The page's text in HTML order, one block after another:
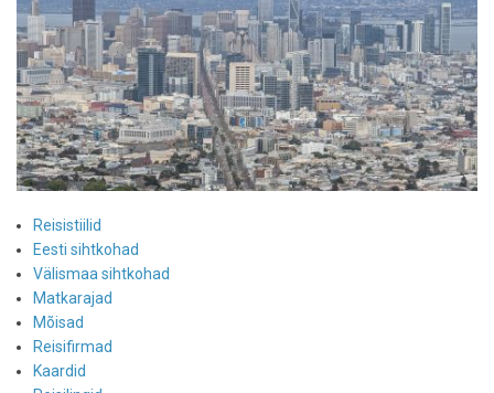
Reisistiilid
Eesti sihtkohad
Välismaa sihtkohad
Matkarajad
Mõisad
Reisifirmad
Kaardid